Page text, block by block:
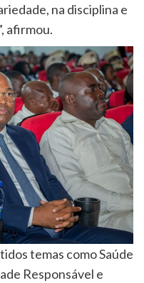
na disciplina e
afirmou.
temas como Saúde
Responsável e